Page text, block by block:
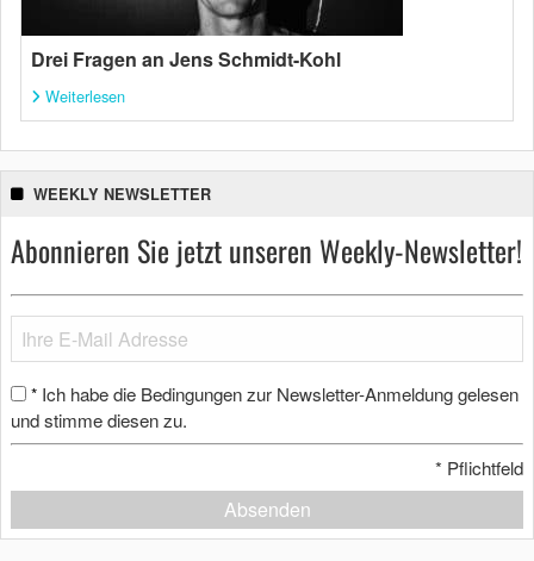
Drei Fragen an Jens Schmidt-Kohl
Weiterlesen
WEEKLY NEWSLETTER
Abonnieren Sie jetzt unseren Weekly-Newsletter!
* Ich habe die Bedingungen zur Newsletter-Anmeldung gelesen
und stimme diesen zu.
* Pflichtfeld
Absenden